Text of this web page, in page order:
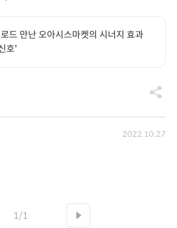
드 만난 오아시스마켓의 시너지 효과
호'
2022.10.27
1/1